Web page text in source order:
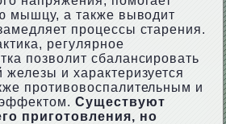
мышцу, а также выводит
процессы старения.
регулярное
позволит сбалансировать
и характеризуется
противовоспалительным и
Существуют
приготовления, но